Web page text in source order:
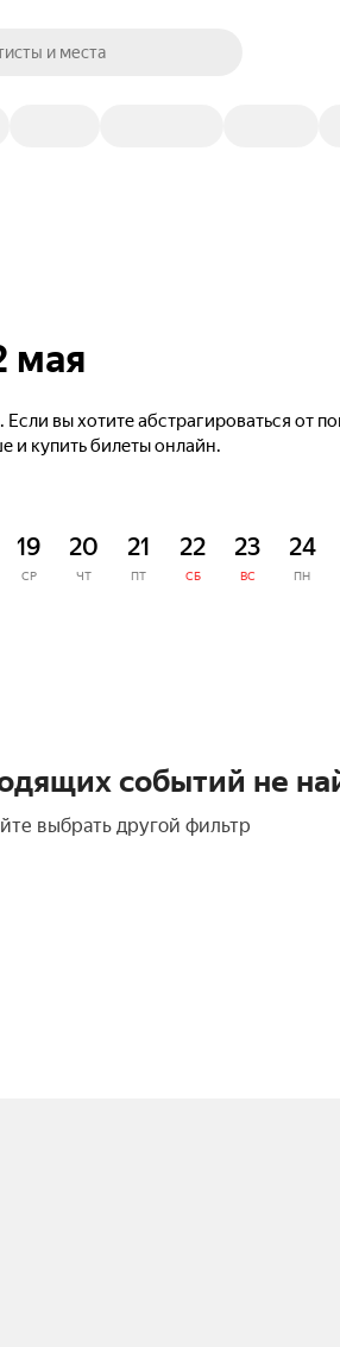
и места
мая
вы хотите абстрагироваться от
и купить билеты онлайн.
19
СР
20
ЧТ
21
ПТ
22
СБ
23
ВС
24
ПН
событий не
выбрать другой фильтр